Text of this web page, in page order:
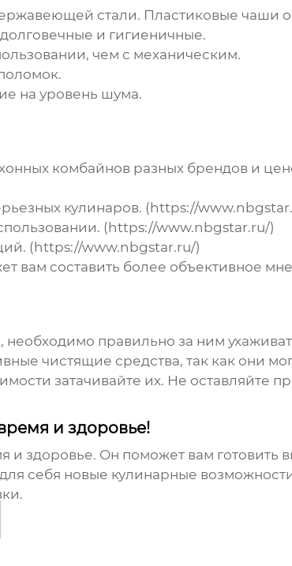
стали. Пластиковые чаши
и гигиеничные.
чем с механическим.
на уровень шума.
комбайновразных брендов и
кулинаров. (https://
(https://www.nbgstar.ru/)
(https://www.nbgstar.ru/)
вам составить более объективное
необходимо правильно за ним
чистящие средства, так как они
затачивайте их. Не оставляйте
и здоровье!
и здоровье. Он поможет вам готовить
себя новые кулинарные